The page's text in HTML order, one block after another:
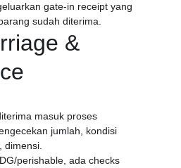
gate-in receipt yang
sudah diterima.
&
masuk proses
jumlah, kondisi
dimensi.
perishable, ada checks